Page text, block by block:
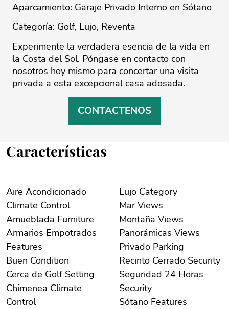
Aparcamiento: Garaje Privado Interno en Sótano
Categoría: Golf, Lujo, ‌Reventa
Experimente ‌la ‌verdadera ‌esencia ‌de la vida ‌en
‌la ‌Costa ‌del ‌Sol. Póngase ‌en ‌contacto ‌con
‌nosotros ‌hoy mismo para ‌concertar una visita
‌privada ‌a ‌esta ‌excepcional ‌casa ‌adosada.
CONTACTENOS
Características
Aire Acondicionado
Climate Control
Amueblada Furniture
Armarios Empotrados
Features
Buen Condition
Cerca de Golf Setting
Chimenea Climate
Control
Lujo Category
Mar Views
Montaña Views
Panorámicas Views
Privado Parking
Recinto Cerrado Security
Seguridad 24 Horas
Security
Sótano Features